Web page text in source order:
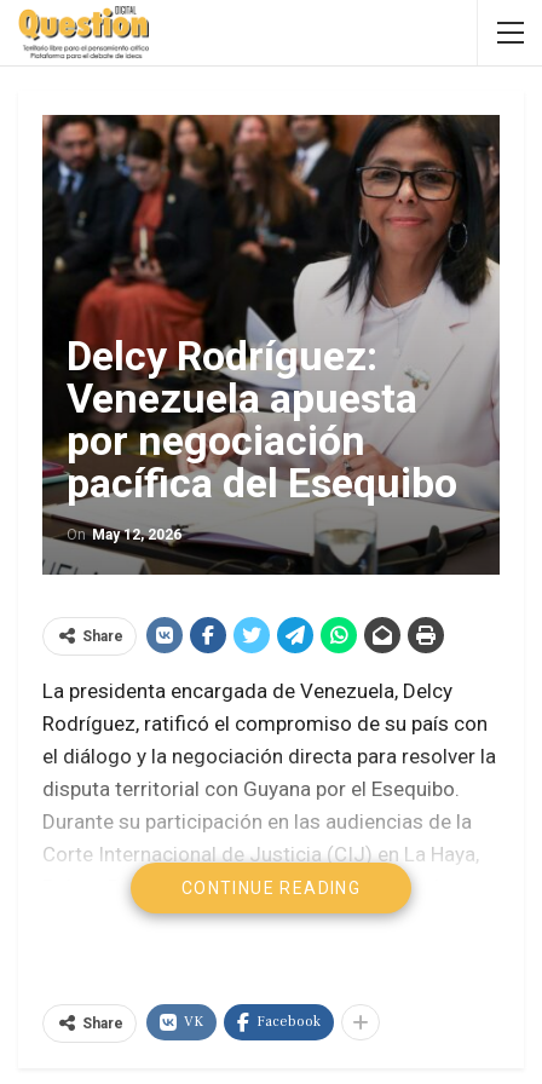
Delcy Rodríguez:
Venezuela apuesta
por negociación
pacífica del Esequibo
OnMay 12, 2026
Share
La presidenta encargada de Venezuela, Delcy
Rodríguez, ratificó el compromiso de su país con
el diálogo y la negociación directa para resolver la
disputa territorial con Guyana por el Esequibo.
Durante su participación en las audiencias de la
Corte Internacional de Justicia (CIJ) en La Haya,
Países Bajos, celebradas entre el 4 y el 11 de
mayo de 2026, Rodríguez enfatizó que
Rodríguez arribó a Países Bajos el 9 de mayo de
CONTINUE READING
Share VK Facebook